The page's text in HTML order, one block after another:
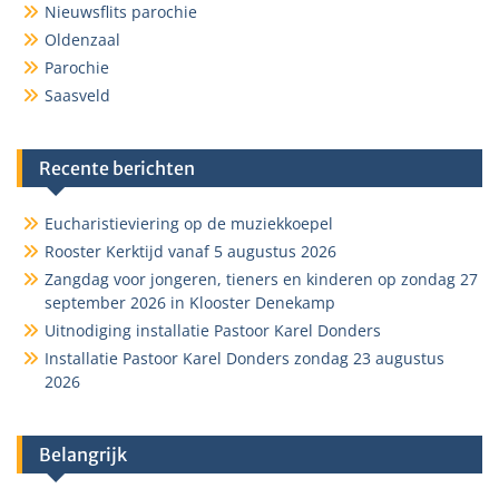
Nieuwsflits parochie
Oldenzaal
Parochie
Saasveld
Recente berichten
Eucharistieviering op de muziekkoepel
Rooster Kerktijd vanaf 5 augustus 2026
Zangdag voor jongeren, tieners en kinderen op zondag 27
september 2026 in Klooster Denekamp
Uitnodiging installatie Pastoor Karel Donders
Installatie Pastoor Karel Donders zondag 23 augustus
2026
Belangrijk